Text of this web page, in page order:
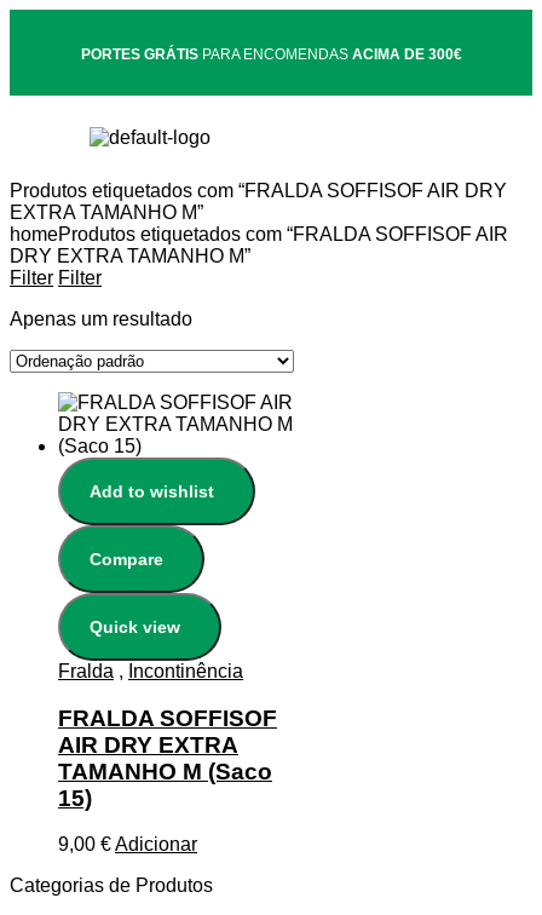
PORTES GRÁTISPARA ENCOMENDAS ACIMA DE 300€
Produtos etiquetados com “FRALDA SOFFISOF AIR DRY
EXTRA TAMANHO M”
homeProdutos etiquetados com “FRALDA SOFFISOF AIR
DRY EXTRA TAMANHO M”
Filter Filter
Apenas um resultado
Add to wishlist
Compare
Quick view
Fralda , Incontinência
FRALDA SOFFISOF
AIR DRY EXTRA
TAMANHO M (Saco
15)
9,00 €Adicionar
Categorias de Produtos